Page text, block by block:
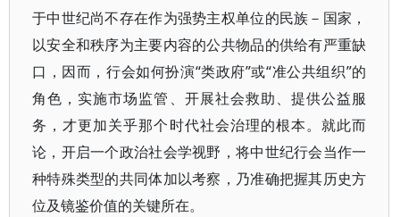
于中世纪尚不存在作为强势主权单位的民族－国家，
以安全和秩序为主要内容的公共物品的供给有严重缺
口，因而，行会如何扮演“类政府”或“准公共组织”的
角色，实施市场监管、开展社会救助、提供公益服
务，才更加关乎那个时代社会治理的根本。就此而
论，开启一个政治社会学视野，将中世纪行会当作一
种特殊类型的共同体加以考察，乃准确把握其历史方
位及镜鉴价值的关键所在。